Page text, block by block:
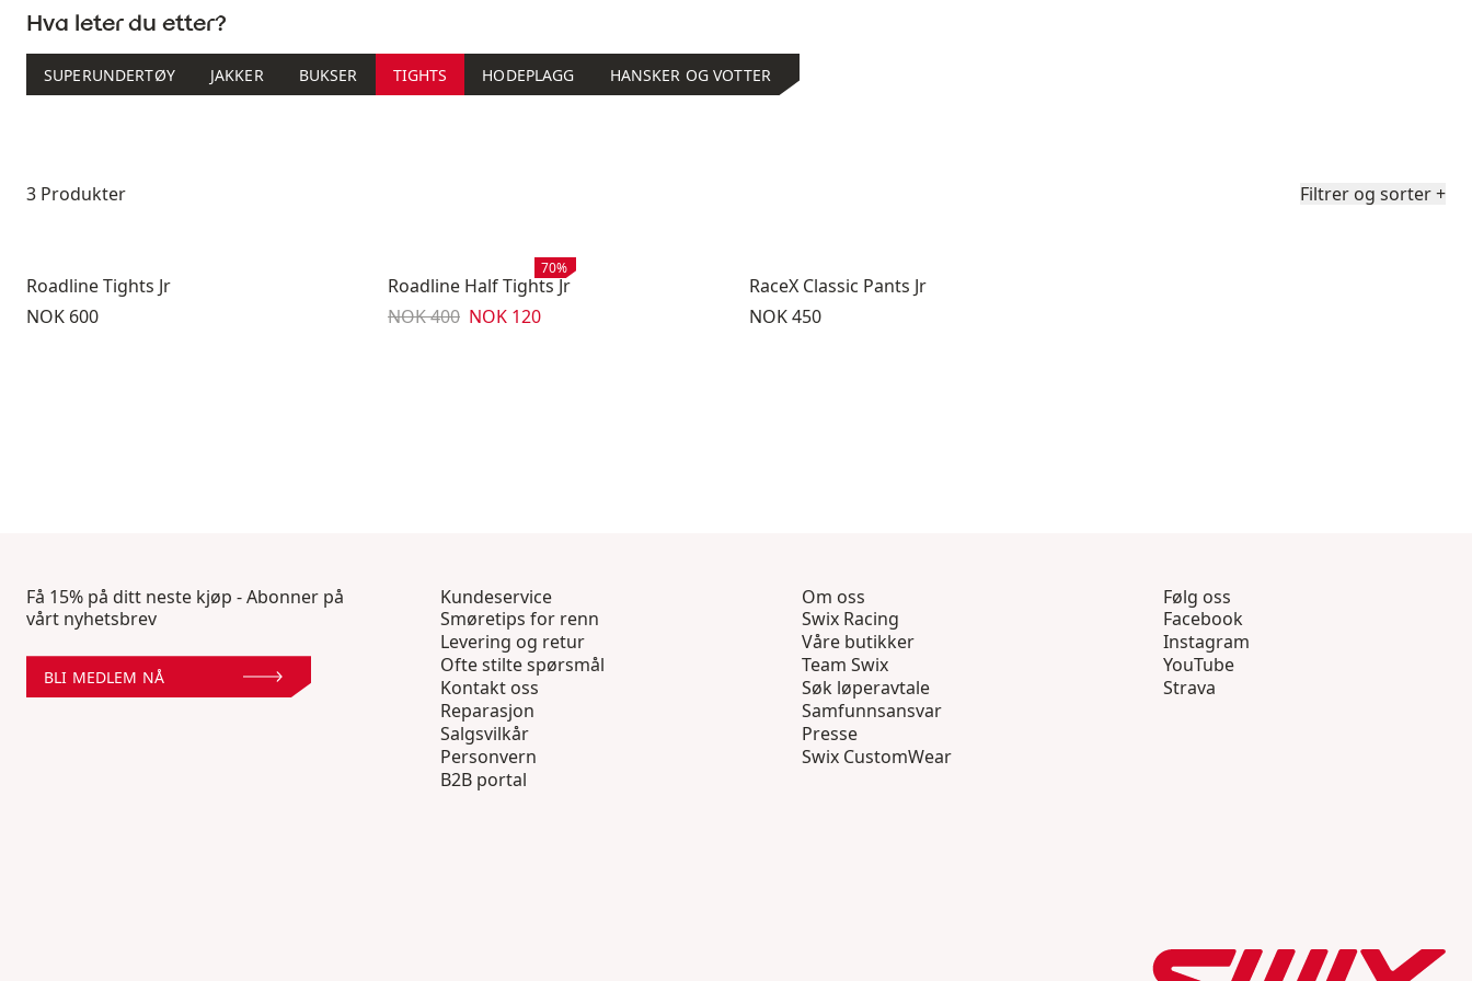
Hva leter du etter?
SUPERUNDERTØY JAKKER BUKSER TIGHTS HODEPLAGG HANSKER OG VOTTER
3 Produkter Filtrer og sorter+
Roadline Tights Jr
Pris:
NOK 600
Salg:
70%
Roadline Half Tights Jr
Originalpris:
NOK 400 Salgspris
NOK 120
RaceX Classic Pants Jr
Pris:
NOK 450
Få 15% på ditt neste kjøp - Abonner på
vårt nyhetsbrev
BLI MEDLEM NÅ
Kundeservice
Smøretips for renn
Levering og retur
Ofte stilte spørsmål
Kontakt oss
Reparasjon
Salgsvilkår
Personvern
B2B portal
Om oss
Swix Racing
Våre butikker
Team Swix
Søk løperavtale
Samfunnsansvar
Presse
Swix CustomWear
Følg oss
Facebook
Instagram
YouTube
Strava